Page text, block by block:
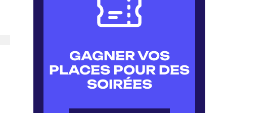
GAGNER VOS
PLACES POUR DES
SOIRÉES